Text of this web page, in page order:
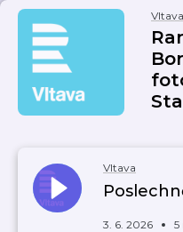
Vltava
Vltava
3. 6. 2026 5